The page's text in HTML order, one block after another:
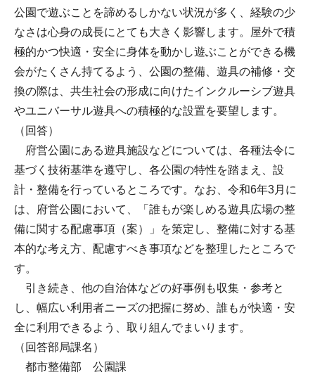
公園で遊ぶことを諦めるしかない状況が多く、経験の少
なさは心身の成長にとても大きく影響します。屋外で積
極的かつ快適・安全に身体を動かし遊ぶことができる機
会がたくさん持てるよう、公園の整備、遊具の補修・交
換の際は、共生社会の形成に向けたインクルーシブ遊具
やユニバーサル遊具への積極的な設置を要望します。
（回答）
府営公園にある遊具施設などについては、各種法令に
基づく技術基準を遵守し、各公園の特性を踏まえ、設
計・整備を行っているところです。なお、令和6年3月に
は、府営公園において、「誰もが楽しめる遊具広場の整
備に関する配慮事項（案）」を策定し、整備に対する基
本的な考え方、配慮すべき事項などを整理したところで
す。
引き続き、他の自治体などの好事例も収集・参考と
し、幅広い利用者ニーズの把握に努め、誰もが快適・安
全に利用できるよう、取り組んでまいります。
（回答部局課名）
都市整備部 公園課